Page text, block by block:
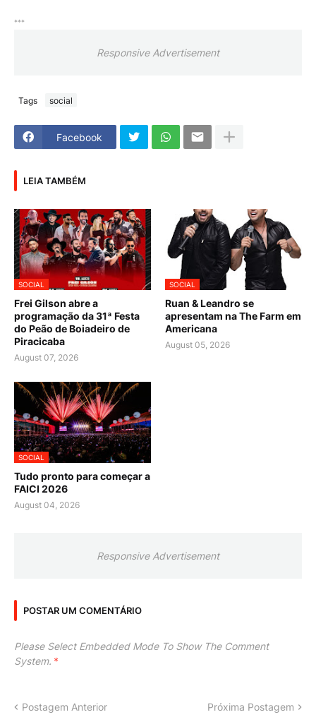
***
Responsive Advertisement
Tags social
Facebook
LEIA TAMBÉM
SOCIAL
Frei Gilson abre a
programação da 31ª Festa
do Peão de Boiadeiro de
Piracicaba
August 07, 2026
SOCIAL
Ruan & Leandro se
apresentam na The Farm em
Americana
August 05, 2026
SOCIAL
Tudo pronto para começar a
FAICI 2026
August 04, 2026
Responsive Advertisement
POSTAR UM COMENTÁRIO
Please Select Embedded Mode To Show The Comment
System. *
Postagem Anterior Próxima Postagem